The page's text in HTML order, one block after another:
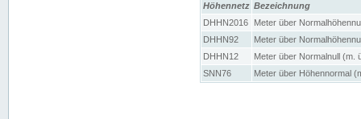
Höhennetz Bezeichnung
DHHN2016
Meter über
DHHN92
Meter über
DHHN12
Meter über Normalnull (m.
SNN76
Meter über Höhennormal